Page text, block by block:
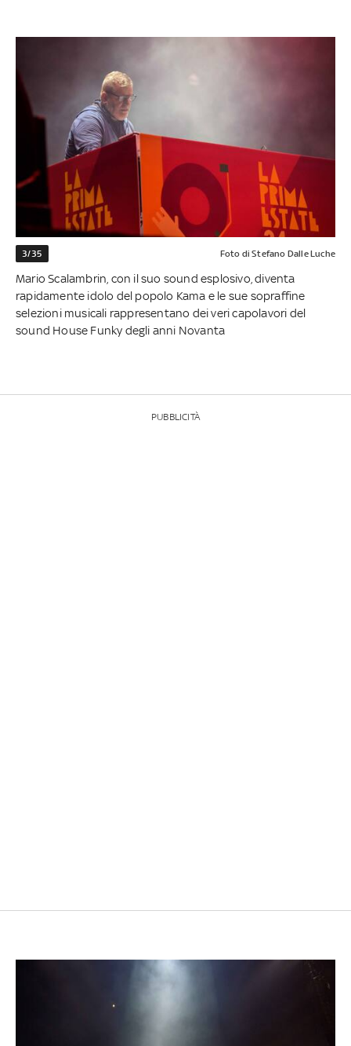
3/35 Foto di Stefano Dalle Luche
Mario Scalambrin, con il suo sound esplosivo, diventa
rapidamente idolo del popolo Kama e le sue sopraffine
selezioni musicali rappresentano dei veri capolavori del
sound House Funky degli anni Novanta
PUBBLICITÀ